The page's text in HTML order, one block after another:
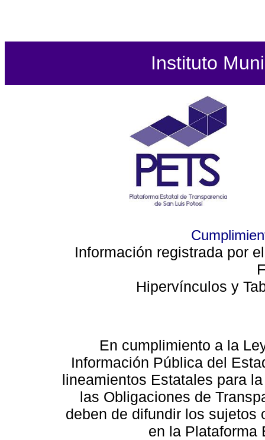
Instituto
Información registrada por
Hipervínculos y
En cumplimiento a la
Información Pública del
lineamientos Estatales para
las Obligaciones de
deben de difundir los sujetos
en la Plataforma